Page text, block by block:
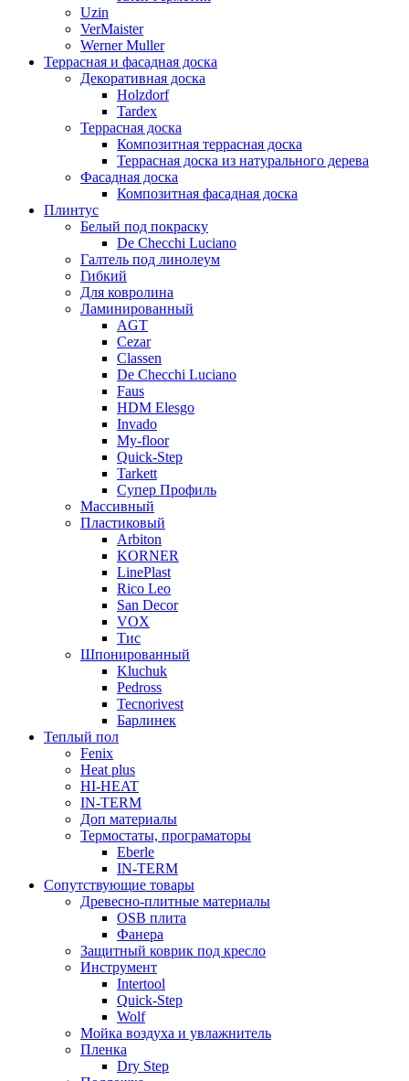
Uzin
VerMaister
Werner Muller
Террасная и фасадная доска
Декоративная доска
Holzdorf
Tardex
Террасная доска
Композитная террасная доска
Террасная доска из натурального дерева
Фасадная доска
Композитная фасадная доска
Плинтус
Белый под покраску
De Checchi Luciano
Галтель под линолеум
Гибкий
Для ковролина
Ламинированный
AGT
Cezar
Classen
De Checchi Luciano
Faus
HDM Elesgo
Invado
My-floor
Quick-Step
Tarkett
Супер Профиль
Массивный
Пластиковый
Arbiton
KORNER
LinePlast
Rico Leo
San Decor
VOX
Тис
Шпонированный
Kluchuk
Pedross
Tecnorivest
Барлинек
Теплый пол
Fenix
Heat plus
HI-HEAT
IN-TERM
Доп материалы
Термостаты, програматоры
Eberle
IN-TERM
Сопутствующие товары
Древесно-плитные материалы
OSB плита
Фанера
Защитный коврик под кресло
Инструмент
Intertool
Quick-Step
Wolf
Мойка воздуха и увлажнитель
Пленка
Dry Step